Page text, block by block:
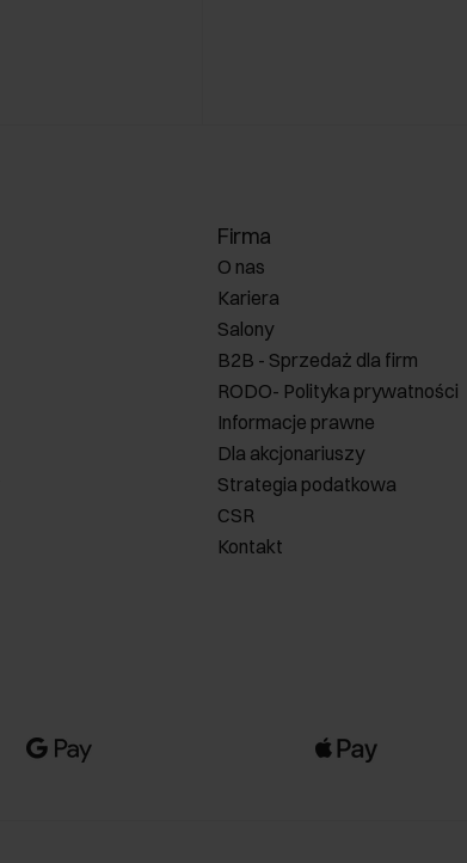
Firma
O nas
Kariera
Salony
B2B - Sprzedaż dla firm
RODO- Polityka prywatności
Informacje prawne
Dla akcjonariuszy
Strategia podatkowa
CSR
Kontakt